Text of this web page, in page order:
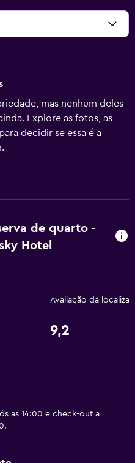
mas nenhum deles
Explore as fotos, as
decidir se essa é a
de quarto -
Hotel
Avaliação da
9,2
as 14:00 e check-out a